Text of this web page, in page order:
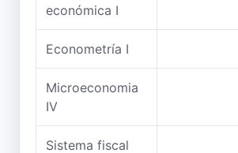
económica I
Econometría I
Microeconomia
IV
Sistema fiscal